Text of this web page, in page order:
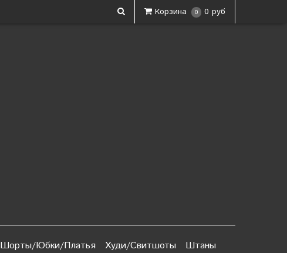
Корзина 0 0 руб
Шорты/Юбки/Платья Худи/Свитшоты
Штаны